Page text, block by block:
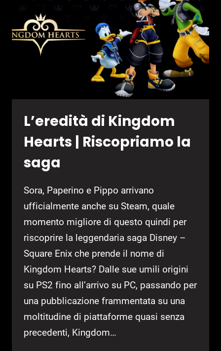
EUROPA!
L’eredità di Kingdom
Hearts | Riscopriamo la
saga
Sora, Paperino e Pippo arrivano
ufficialmente anche su Steam, quale
momento migliore di questo quindi per
riscoprire la leggendaria saga Disney –
Square Enix che prende il nome di
Kingdom Hearts? Dalle sue umili origini
su PS2 fino all’arrivo su PC, passando per
una pubblicazione frammentata su una
moltitudine di piattaforme quasi senza
precedenti, Kingdom…